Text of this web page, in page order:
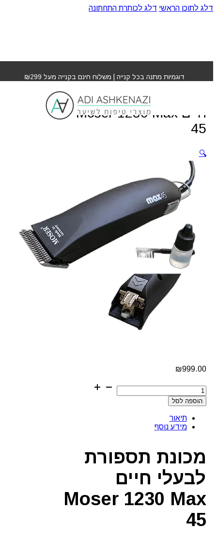
דלג לתוכן הראשי דלג לכותרת התחתונה
דוגמיות מתנה בכל קנייה | משלוח חינם בקנייה מעל ₪299Max 45
מכונת תספורת לבעלי
חיים Moser 1230 Max
45
🔍
₪999.00
כמות
של
מכונת
לבעלי
חיים
Max
45
הוספה לסל
תיאור
מידע נוסף
מכונת תספורת
לבעלי חיים
Moser 1230 Max
45